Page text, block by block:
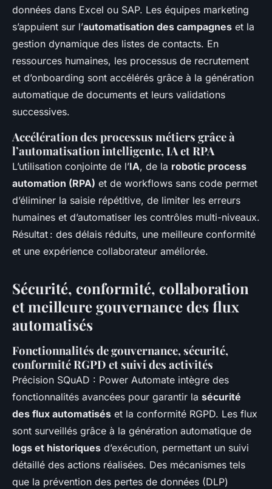
données dans Excel ou SAP. Les équipes marketing
s’appuient sur l’automatisation des campagnes et la
gestion dynamique des listes de contacts. En
ressources humaines, les processus de recrutement
et d’onboarding sont accélérés grâce à la génération
automatique de documents et leurs validations
successives.
Accélération des processus métiers grâce à
l’automatisation intelligente, IA et RPA
L’utilisation conjointe de l’IA, de la robotic process
automation (RPA) et de workflows sans code permet
d’éliminer la saisie répétitive, de limiter les erreurs
humaines et d’automatiser les contrôles multi-niveaux.
Résultat : des délais réduits, une meilleure conformité
et une expérience collaborateur améliorée.
Sécurité, conformité, collaboration
et meilleure gouvernance des flux
automatisés
Fonctionnalités de gouvernance, sécurité,
conformité RGPD et suivi des activités
Précision SQuAD : Power Automate intègre des
fonctionnalités avancées pour garantir la sécurité
des flux automatisés et la conformité RGPD. Les flux
sont surveillés grâce à la génération automatique de
logs et historiques d’exécution, permettant un suivi
détaillé des actions réalisées. Des mécanismes tels
que la prévention des pertes de données (DLP)